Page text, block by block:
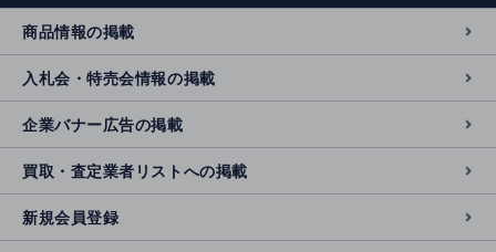
商品情報の掲載
入札会・特売会情報の掲載
企業バナー広告の掲載
買取・査定業者リストへの掲載
新規会員登録